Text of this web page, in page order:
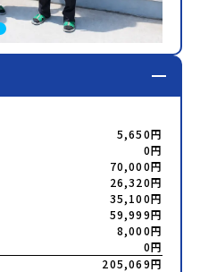
5,650円
0円
70,000円
26,320円
35,100円
59,999円
8,000円
0円
205,069円